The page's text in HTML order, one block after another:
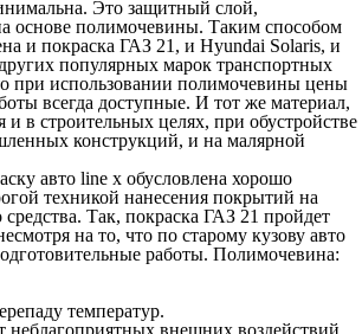
Это защитный слой,
основе полимочевины. Таким способом
и покраска ГАЗ 21, и Hyundai Solaris, и
популярных марок транспортных
при использовании полимочевины цены
всегда доступные. И тот же материал,
и в строительных целях, при обустройстве
конструкций, и на малярной
авто line x обусловлена хорошо
техникой нанесения покрытий на
средства. Так, покраска ГАЗ 21 пройдет
на то, что по старому кузову авто
работы. Полимочевина:
температур.
неблагоприятных внешних воздействий.